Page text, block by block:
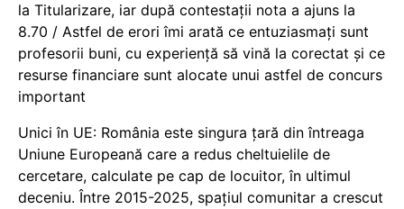
la Titularizare, iar după contestații nota a ajuns la
8.70 / Astfel de erori îmi arată ce entuziasmați sunt
profesorii buni, cu experiență să vină la corectat și ce
resurse financiare sunt alocate unui astfel de concurs
important
Unici în UE: România este singura țară din întreaga
Uniune Europeană care a redus cheltuielile de
cercetare, calculate pe cap de locuitor, în ultimul
deceniu. Între 2015-2025, spațiul comunitar a crescut